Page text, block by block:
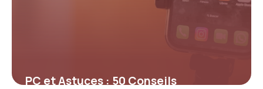
PC et Astuces : 50 Conseils